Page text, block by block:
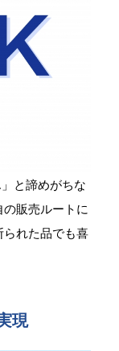
と諦めがちな
販売ルートに
れた品でも喜
現